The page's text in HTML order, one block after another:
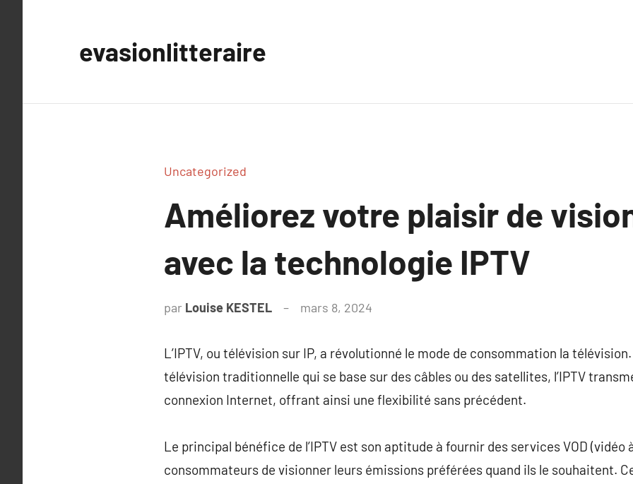
evasionlitteraire
Uncategorized
Améliorez votre plaisir de
avec la technologie IPTV
par Louise KESTEL mars 8, 2024
L’IPTV, ou télévision sur IP, a révolutionné le mode de consommation la
télévision traditionnelle qui se base sur des câbles ou des satellites, l’IPTV
connexion Internet, offrant ainsi une flexibilité sans précédent.
Le principal bénéfice de l’IPTV est son aptitude à fournir des services VOD
consommateurs de visionner leurs émissions préférées quand ils le souhaitent.